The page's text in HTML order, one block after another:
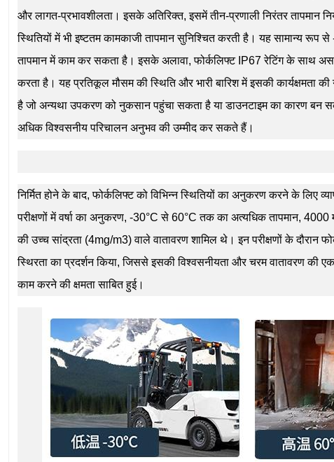
और लागत-प्रभावशीलता। इसके अतिरिक्त, इसमें तीन-प्रणाली निरंतर तापमान
स्थितियों में भी इष्टतम कामकाजी तापमान सुनिश्चित करती है। यह सामान्य
तापमान में काम कर सकता है। इसके अलावा, फोर्कलिफ्ट IP67 रेटिंग के साथ
करता है। यह प्रतिकूल मौसम की स्थिति और भारी बारिश में इसकी कार्यक्षमता
है जो अन्यथा उपकरण को नुकसान पहुंचा सकता है या डाउनटाइम का कारण बन
अधिक विश्वसनीय परिचालन अनुभव की उम्मीद कर सकते हैं।
निर्मित होने के बाद, फोर्कलिफ्ट को विभिन्न स्थितियों का अनुकरण करने के लिए
परीक्षणों में वर्षा का अनुकरण, -30°C से 60°C तक का अत्यधिक तापमान, 4000
की उच्च सांद्रता (4mg/m3) वाले वातावरण शामिल थे। इन परीक्षणों के दौरान
स्थिरता का प्रदर्शन किया, जिससे इसकी विश्वसनीयता और चरम वातावरण की
काम करने की क्षमता साबित हुई।